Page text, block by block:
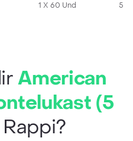
1 X 60 Und
American
(5